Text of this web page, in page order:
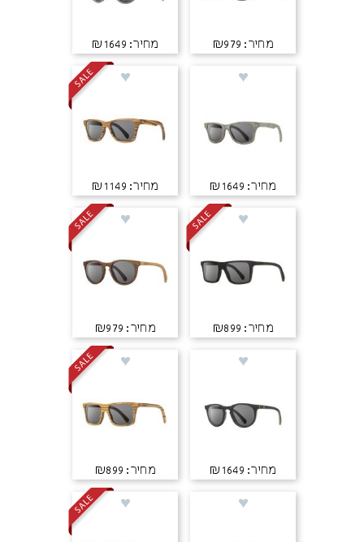
מחיר: ₪979 מחיר: ₪1649
מחיר: ₪1649 מחיר: ₪1149
מחיר: ₪899 מחיר: ₪979
מחיר: ₪1649 מחיר: ₪899